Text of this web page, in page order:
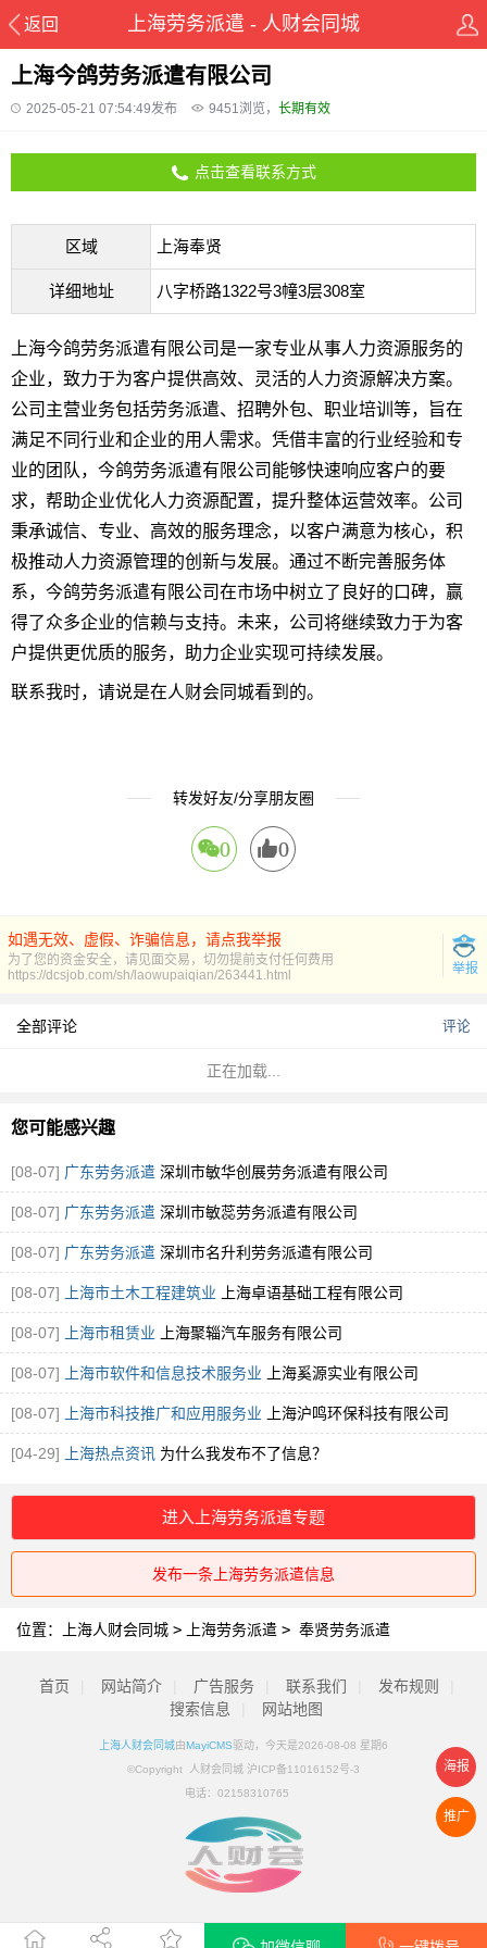
上海今鸽劳务派遣有限公司
2025-05-21 07:54:49发布 9451浏览， 长期有效
点击查看联系方式
区域 上海奉贤
详细地址 八字桥路1322号3幢3层308室
上海今鸽劳务派遣有限公司是一家专业从事人力资源服务的
企业，致力于为客户提供高效、灵活的人力资源解决方案。
公司主营业务包括劳务派遣、招聘外包、职业培训等，旨在
满足不同行业和企业的用人需求。凭借丰富的行业经验和专
业的团队，今鸽劳务派遣有限公司能够快速响应客户的要
求，帮助企业优化人力资源配置，提升整体运营效率。公司
秉承诚信、专业、高效的服务理念，以客户满意为核心，积
极推动人力资源管理的创新与发展。通过不断完善服务体
系，今鸽劳务派遣有限公司在市场中树立了良好的口碑，赢
得了众多企业的信赖与支持。未来，公司将继续致力于为客
户提供更优质的服务，助力企业实现可持续发展。
联系我时，请说是在人财会同城看到的。
转发好友/分享朋友圈
0 0
如遇无效、虚假、诈骗信息，请点我举报
为了您的资金安全，请见面交易，切勿提前支付任何费用
举报
https://dcsjob.com/sh/laowupaiqian/263441.html
全部评论 评论
正在加载...
您可能感兴趣
[08-07] 广东劳务派遣 深圳市敏华创展劳务派遣有限公司
[08-07] 广东劳务派遣 深圳市敏蕊劳务派遣有限公司
[08-07] 广东劳务派遣 深圳市名升利劳务派遣有限公司
[08-07] 上海市土木工程建筑业 上海卓语基础工程有限公司
[08-07] 上海市租赁业 上海聚辎汽车服务有限公司
[08-07] 上海市软件和信息技术服务业 上海奚源实业有限公司
[08-07] 上海市科技推广和应用服务业 上海沪鸣环保科技有限公司
[04-29] 上海热点资讯 为什么我发布不了信息？
进入上海劳务派遣专题
发布一条上海劳务派遣信息
位置： 上海人财会同城 > 上海劳务派遣 > 奉贤劳务派遣
返回 上海劳务派遣 - 人财会同城
首页 网站简介 广告服务 联系我们 发布规则
搜索信息
网站地图
上海人财会同城由MayiCMS驱动，今天是2026-08-08 星期6
©Copyright 人财会同城 沪ICP备11016152号-3
电话： 02158310765
推广
海报